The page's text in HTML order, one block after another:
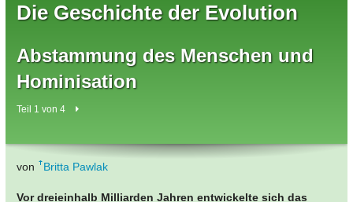
Die Geschichte der Evolution
Abstammung des Menschen und
Hominisation
Teil 1 von 4
von Britta Pawlak
Vor dreieinhalb Milliarden Jahren entwickelte sich das